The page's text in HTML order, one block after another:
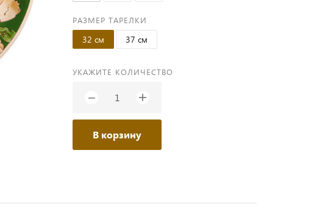
РАЗМЕР ТАРЕЛКИ
32 см 37 см
УКАЖИТЕ КОЛИЧЕСТВО
− +
В корзину